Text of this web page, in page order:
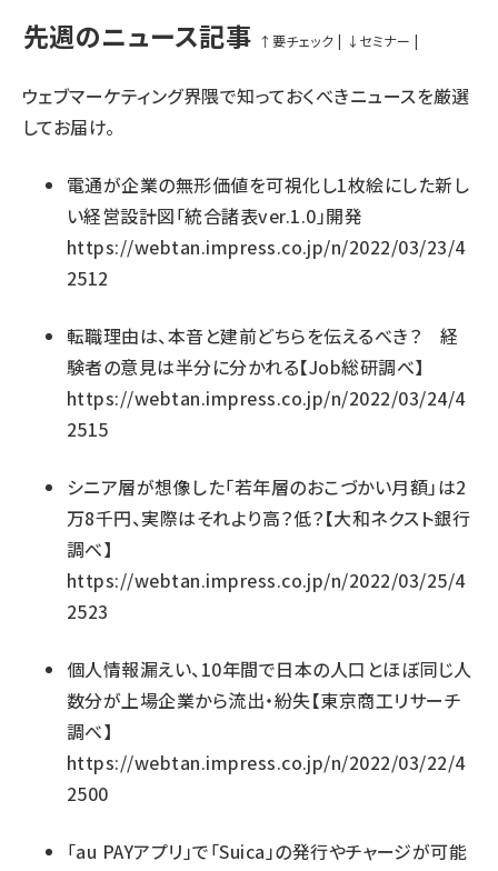
先週のニュース記事 ↑ 要チェック | ↓ セミナー |
ウェブマーケティング界隈で知っておくべきニュースを厳選
してお届け。
電通が企業の無形価値を可視化し1枚絵にした新し
い経営設計図「統合諸表ver.1.0」開発
https://webtan.impress.co.jp/n/2022/03/23/4
2512
転職理由は、本音と建前どちらを伝えるべき？ 経
験者の意見は半分に分かれる【Job総研調べ】
https://webtan.impress.co.jp/n/2022/03/24/4
2515
シニア層が想像した「若年層のおこづかい月額」は2
万8千円、実際はそれより高？低？【大和ネクスト銀行
調べ】
https://webtan.impress.co.jp/n/2022/03/25/4
2523
個人情報漏えい、10年間で日本の人口とほぼ同じ人
数分が上場企業から流出・紛失【東京商工リサーチ
調べ】
https://webtan.impress.co.jp/n/2022/03/22/4
2500
「au PAYアプリ」で「Suica」の発行やチャージが可能